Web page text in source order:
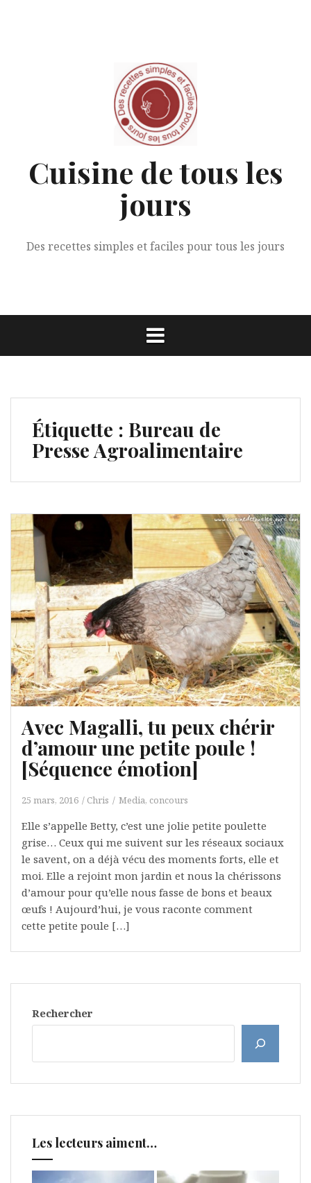
Cuisine de tous les
jours
Des recettes simples et faciles pour tous les jours
Étiquette : Bureau de
Presse Agroalimentaire
Avec Magalli, tu peux chérir
d’amour une petite poule !
[Séquence émotion]
25 mars, 2016 Chris Media, concours
Elle s’appelle Betty, c’est une jolie petite poulette
grise… Ceux qui me suivent sur les réseaux sociaux
le savent, on a déjà vécu des moments forts, elle et
moi. Elle a rejoint mon jardin et nous la chérissons
d’amour pour qu’elle nous fasse de bons et beaux
œufs ! Aujourd’hui, je vous raconte comment
cette petite poule […]
Rechercher
Les lecteurs aiment…